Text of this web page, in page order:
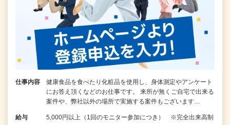
仕事内容
健康食品を食べたり化粧品を使用し、身体測定やアンケート
にお答え頂くなどのお仕事です。 来所が無くご自宅で出来る
案件や、弊社以外の場所で実施する案件もございます…
給与 5,000円以上（1回のモニター参加につき） ※完全出来高制